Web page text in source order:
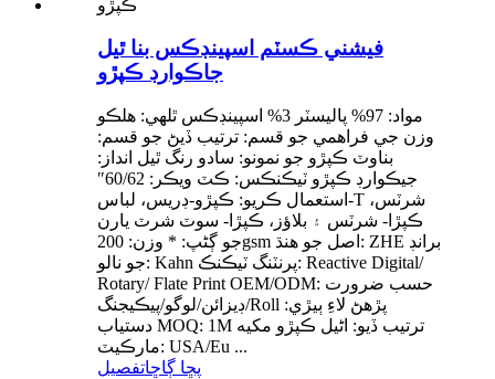
فيشني ڪسٽم اسپينڊڪس بنا ٿيل
جاڪوارڊ ڪپڙو
مواد: 97% پاليسٽر 3% اسپينڊڪس ٿلهي: هلڪو
وزن جي فراهمي جو قسم: ترتيب ڏيڻ جو قسم:
بناوٽ ڪپڙو جو نمونو: سادو رنگ ٿيل انداز:
جيڪوارڊ ڪپڙو ٽيڪنڪس: ڪٽ ويڪر: 60/62″
استعمال ڪريو: ڪپڙو-ڊريس، لباس-T شرٽس،
ڪپڙا- شرٽس ۽ بلاؤز، ڪپڙا- سوٽ شرٽ يارن
جو ڳڻپ: * وزن: 200gsm اصل جو هنڌ: ZHE برانڊ
جو نالو: Kahn پرنٽنگ ٽيڪنڪ: Reactive Digital/
Rotary/ Flate Print OEM/ODM: حسب ضرورت
ڊيزائن/لوگو/پيڪيجنگ/Roll پڙهڻ لاءِ ٻيڙي:
دستياب MOQ: 1M ترتيب ڏيو: اڻيل ڪپڙو مکيه
مارڪيٽ: USA/Eu ...
پڇا ڳاڇاتفصيل